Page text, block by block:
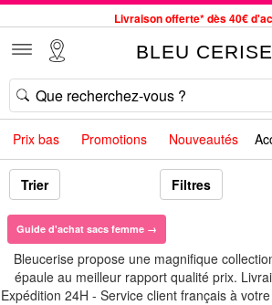
Livraison offerte* dès 40€
Commande avant 12h expédiée le jour même,
33 magasins en France. Un à proximité
Bon shopping chez BLEU
Jusqu'à -75% sur le site du 29/07
Samsonite, Delsey, American Tourister,
BLEU CERISE
Prix bas Promotions Nouveautés
Trier Filtres
Guide d'achat sacs femme →
Bleucerise propose une magnifique
épaule au meilleur rapport qualité prix.
Expédition 24H - Service client français à